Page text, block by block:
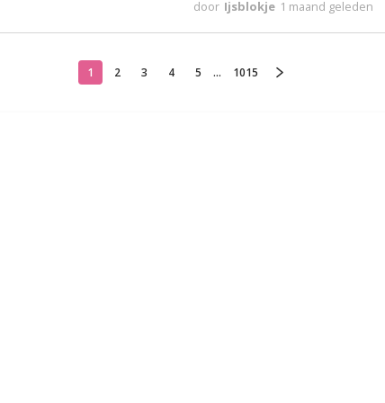
door Ijsblokje 1 maand geleden
1 2 3 4 5 ... 1015